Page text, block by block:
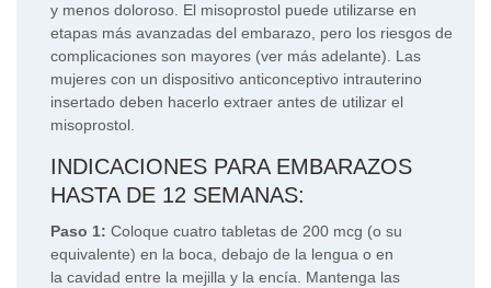
y menos doloroso. El misoprostol puede utilizarse en
etapas más avanzadas del embarazo, pero los riesgos de
complicaciones son mayores (ver más adelante). Las
mujeres con un dispositivo anticonceptivo intrauterino
insertado deben hacerlo extraer antes de utilizar el
misoprostol.
INDICACIONES PARA EMBARAZOS
HASTA DE 12 SEMANAS:
Paso 1: Coloque cuatro tabletas de 200 mcg (o su
equivalente) en la boca, debajo de la lengua o en
la cavidad entre la mejilla y la encía. Mantenga las